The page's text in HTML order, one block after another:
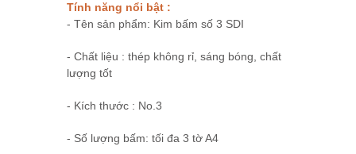
Tính năng nổi bật :
- Tên sản phẩm: Kim bấm số 3 SDI
- Chất liệu : thép không rỉ, sáng bóng, chất
lượng tốt
- Kích thước : No.3
- Số lượng bấm: tối đa 3 tờ A4